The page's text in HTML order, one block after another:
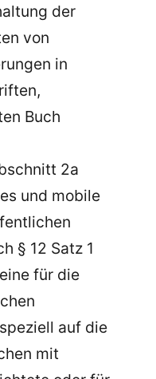
der
von
in
Buch
2a
und mobile
§ 12 Satz 1
für die
auf die
mit